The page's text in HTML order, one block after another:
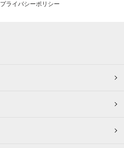
プライバシーポリシー